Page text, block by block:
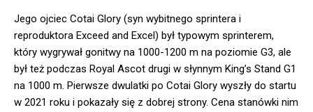
Jego ojciec Cotai Glory (syn wybitnego sprintera i
reproduktora Exceed and Excel) był typowym sprinterem,
który wygrywał gonitwy na 1000-1200 m na poziomie G3, ale
był też podczas Royal Ascot drugi w słynnym King’s Stand G1
na 1000 m. Pierwsze dwulatki po Cotai Glory wyszły do startu
w 2021 roku i pokazały się z dobrej strony. Cena stanówki nim